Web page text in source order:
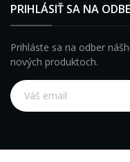
PRIHLÁSIŤ SA NA
Prihláste sa na odber
nových produktoch.